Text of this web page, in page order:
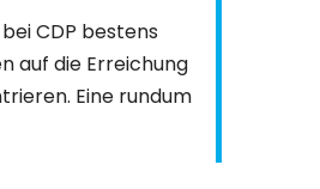
CDP bestens
auf die Erreichung
Eine rundum